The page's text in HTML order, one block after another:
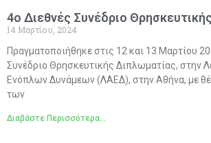
4ο Διεθνές Συνέδριο
14 Μαρτίου, 2024
Πραγματοποιήθηκε στις 12 και 13 Μαρτίου
Συνέδριο Θρησκευτικής Διπλωματίας, στην
Ενόπλων Δυνάμεων (ΛΑΕΔ), στην Αθήνα, με
των
Διαβάστε Περισσότερα...